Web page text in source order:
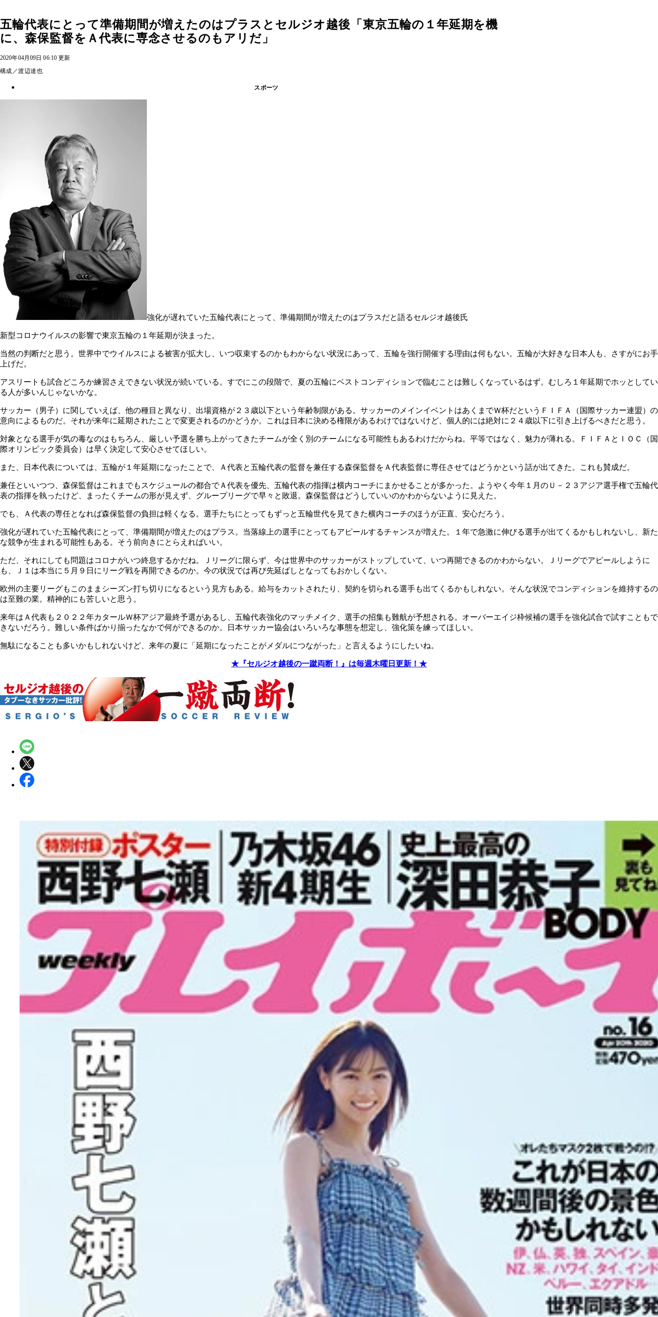
五輪代表にとって準備期間が増えたのはプラスとセルジオ越後「東京五輪の１年延期を機
に、森保監督をＡ代表に専念させるのもアリだ」
2020年04月09日 06:10 更新
構成／渡辺達也
スポーツ
強化が遅れていた五輪代表にとって、準備期間が増えたのはプラスだと語るセルジオ越後氏
新型コロナウイルスの影響で東京五輪の１年延期が決まった。
当然の判断だと思う。世界中でウイルスによる被害が拡大し、いつ収束するのかもわからない状況にあって、五輪を強行開催する理由は何もない。五輪が大好きな日本人も、さすがにお手
上げだ。
アスリートも試合どころか練習さえできない状況が続いている。すでにこの段階で、夏の五輪にベストコンディションで臨むことは難しくなっているはず。むしろ１年延期でホッとしてい
る人が多いんじゃないかな。
サッカー（男子）に関していえば、他の種目と異なり、出場資格が２３歳以下という年齢制限がある。サッカーのメインイベントはあくまでＷ杯だというＦＩＦＡ（国際サッカー連盟）の
意向によるものだ。それが来年に延期されたことで変更されるのかどうか。これは日本に決める権限があるわけではないけど、個人的には絶対に２４歳以下に引き上げるべきだと思う。
対象となる選手が気の毒なのはもちろん、厳しい予選を勝ち上がってきたチームが全く別のチームになる可能性もあるわけだからね。平等ではなく、魅力が薄れる。ＦＩＦＡとＩＯＣ（国
際オリンピック委員会）は早く決定して安心させてほしい。
また、日本代表については、五輪が１年延期になったことで、Ａ代表と五輪代表の監督を兼任する森保監督をＡ代表監督に専任させてはどうかという話が出てきた。これも賛成だ。
兼任といいつつ、森保監督はこれまでもスケジュールの都合でＡ代表を優先、五輪代表の指揮は横内コーチにまかせることが多かった。ようやく今年１月のＵ－２３アジア選手権で五輪代
表の指揮を執ったけど、まったくチームの形が見えず、グループリーグで早々と敗退。森保監督はどうしていいのかわからないように見えた。
でも、Ａ代表の専任となれば森保監督の負担は軽くなる。選手たちにとってもずっと五輪世代を見てきた横内コーチのほうが正直、安心だろう。
強化が遅れていた五輪代表にとって、準備期間が増えたのはプラス。当落線上の選手にとってもアピールするチャンスが増えた。１年で急激に伸びる選手が出てくるかもしれないし、新た
な競争が生まれる可能性もある。そう前向きにとらえればいい。
ただ、それにしても問題はコロナがいつ終息するかだね。Ｊリーグに限らず、今は世界中のサッカーがストップしていて、いつ再開できるのかわからない。Ｊリーグでアピールしように
も、Ｊ１は本当に５月９日にリーグ戦を再開できるのか。今の状況では再び先延ばしとなってもおかしくない。
欧州の主要リーグもこのままシーズン打ち切りになるという見方もある。給与をカットされたり、契約を切られる選手も出てくるかもしれない。そんな状況でコンディションを維持するの
は至難の業。精神的にも苦しいと思う。
来年はＡ代表も２０２２年カタールＷ杯アジア最終予選があるし、五輪代表強化のマッチメイク、選手の招集も難航が予想される。オーバーエイジ枠候補の選手を強化試合で試すこともで
きないだろう。難しい条件ばかり揃ったなかで何ができるのか。日本サッカー協会はいろいろな事態を想定し、強化策を練ってほしい。
無駄になることも多いかもしれないけど、来年の夏に「延期になったことがメダルにつながった」と言えるようにしたいね。
★『セルジオ越後の一蹴両断！』は毎週木曜日更新！★